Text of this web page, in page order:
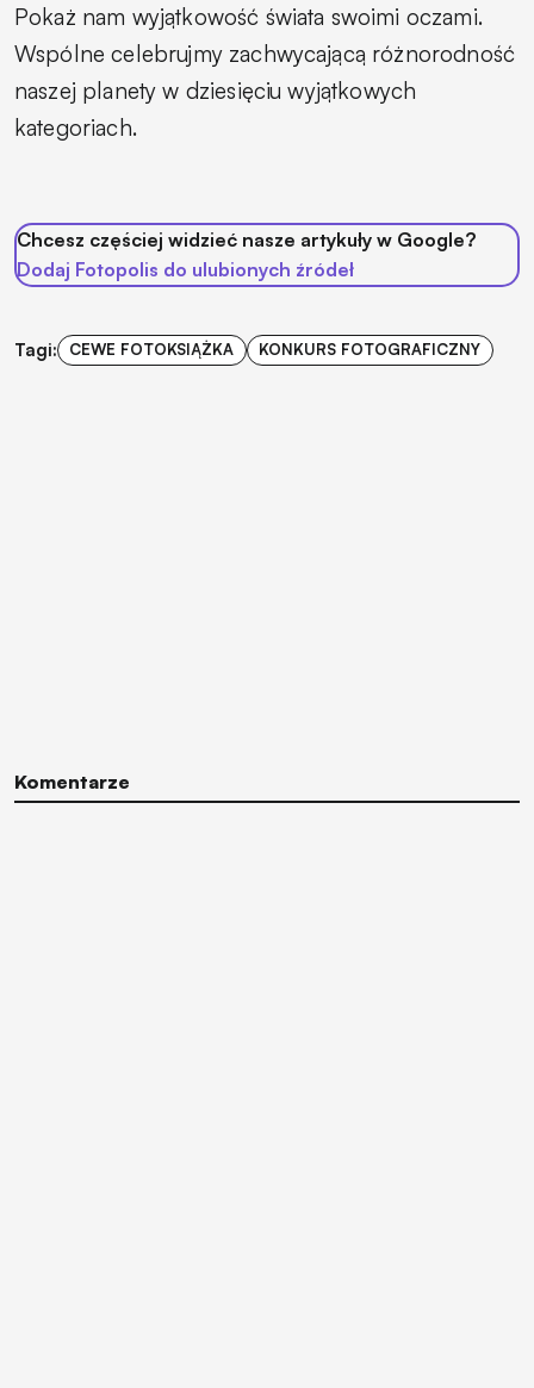
Pokaż nam wyjątkowość świata swoimi oczami.
Wspólne celebrujmy zachwycającą różnorodność
naszej planety w dziesięciu wyjątkowych
kategoriach.
Chcesz częściej widzieć nasze artykuły w Google?
Dodaj Fotopolis do ulubionych źródeł
Tagi: CEWE FOTOKSIĄŻKA KONKURS FOTOGRAFICZNY
Komentarze